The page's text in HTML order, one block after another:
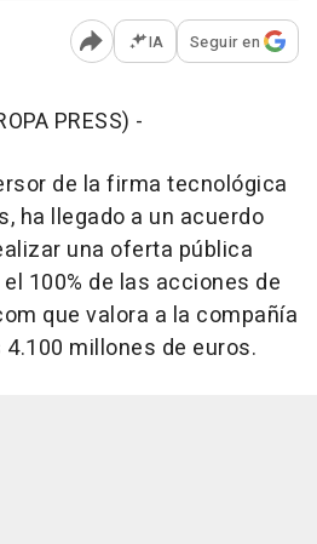
Abrir opciones para
IA Seguir en
PRESS) -
de la firma tecnológica
ha llegado a un acuerdo
una oferta pública
100% de las acciones de
que valora a la compañía
millones de euros.